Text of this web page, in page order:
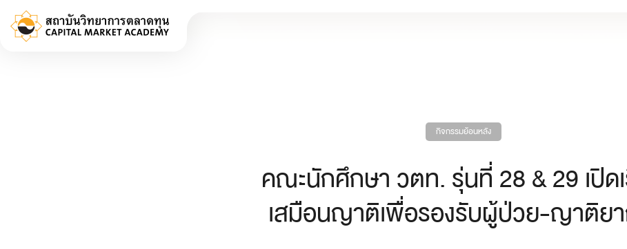
กิจกรรมย้อนหลัง
คณะนักศึกษา วตท. รุ่นที่ 28 & 29 เปิด
เสมือนญาติเพื่อรองรับผู้ป่วย-ญาติยา